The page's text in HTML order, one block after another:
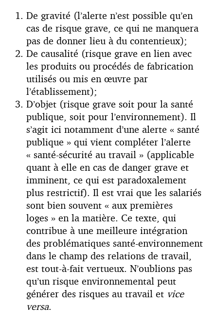
De gravité (l’alerte n’est possible qu’en
cas de risque grave, ce qui ne manquera
pas de donner lieu à du contentieux);
De causalité (risque grave en lien avec
les produits ou procédés de fabrication
utilisés ou mis en œuvre par
l’établissement);
D’objet (risque grave soit pour la santé
publique, soit pour l’environnement). Il
s’agit ici notamment d’une alerte « santé
publique » qui vient compléter l’alerte
« santé-sécurité au travail » (applicable
quant à elle en cas de danger grave et
imminent, ce qui est paradoxalement
plus restrictif). Il est vrai que les salariés
sont bien souvent « aux premières
loges » en la matière. Ce texte, qui
contribue à une meilleure intégration
des problématiques santé-environnement
dans le champ des relations de travail,
est tout-à-fait vertueux. N’oublions pas
qu’un risque environnemental peut
générer des risques au travail et vice
versa.